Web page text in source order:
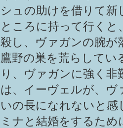
シュの助けを借りて新
ところに持って行く
殺し、ヴァガンの腕が
鷹野の巣を荒らして
り、ヴァガンに強く
は、イーヴェルが、ヴ
いの長になれないと
ミナと結婚をするた